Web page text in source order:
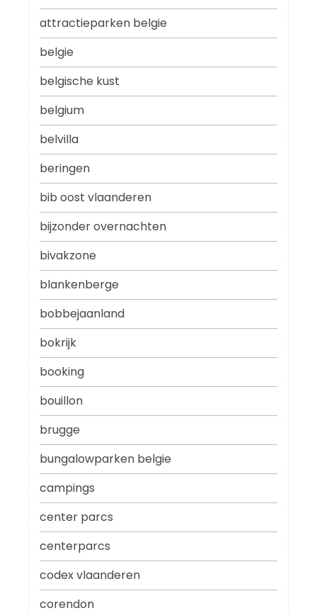
attractieparken belgie
belgie
belgische kust
belgium
belvilla
beringen
bib oost vlaanderen
bijzonder overnachten
bivakzone
blankenberge
bobbejaanland
bokrijk
booking
bouillon
brugge
bungalowparken belgie
campings
center parcs
centerparcs
codex vlaanderen
corendon